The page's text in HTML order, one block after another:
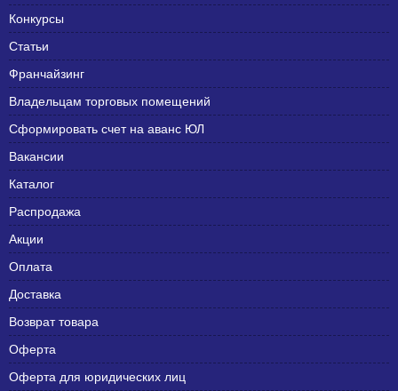
Конкурсы
Статьи
Франчайзинг
Владельцам торговых помещений
Сформировать счет на аванс ЮЛ
Вакансии
Каталог
Распродажа
Акции
Оплата
Доставка
Возврат товара
Оферта
Оферта для юридических лиц